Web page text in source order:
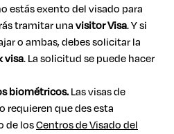
estás exento del visado para
tramitar unavisitor Visa. Y si
o ambas, debes solicitar la
visa. La solicitud se puede hacer
biométricos.Las visas de
requieren que des esta
de losCentros de Visado del